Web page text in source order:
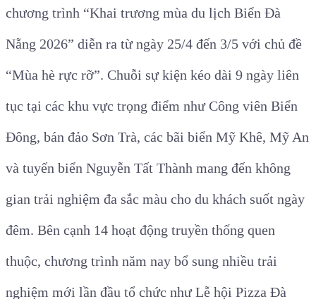
chương trình “Khai trương mùa du lịch Biển Đà
Nẵng 2026” diễn ra từ ngày 25/4 đến 3/5 với chủ đề
“Mùa hè rực rỡ”. Chuỗi sự kiện kéo dài 9 ngày liên
tục tại các khu vực trọng điểm như Công viên Biển
Đông, bán đảo Sơn Trà, các bãi biển Mỹ Khê, Mỹ An
và tuyến biển Nguyễn Tất Thành mang đến không
gian trải nghiệm đa sắc màu cho du khách suốt ngày
đêm. Bên cạnh 14 hoạt động truyền thống quen
thuộc, chương trình năm nay bổ sung nhiều trải
nghiệm mới lần đầu tổ chức như Lễ hội Pizza Đà